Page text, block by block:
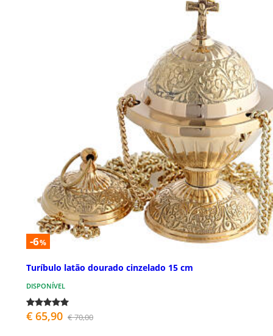
-6%
Turíbulo latão dourado cinzelado 15 cm
DISPONÍVEL
€ 65,90 € 70,00